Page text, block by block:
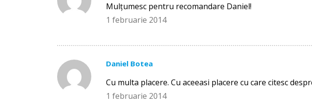
Mulțumesc pentru recomandare Daniel!
1 februarie 2014
Daniel Botea
Cu multa placere. Cu aceeasi placere cu care citesc
1 februarie 2014